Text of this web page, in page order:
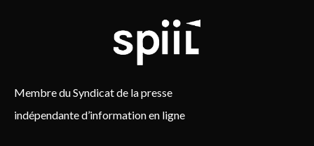
Membre du Syndicat de la presse
indépendante d’information en ligne